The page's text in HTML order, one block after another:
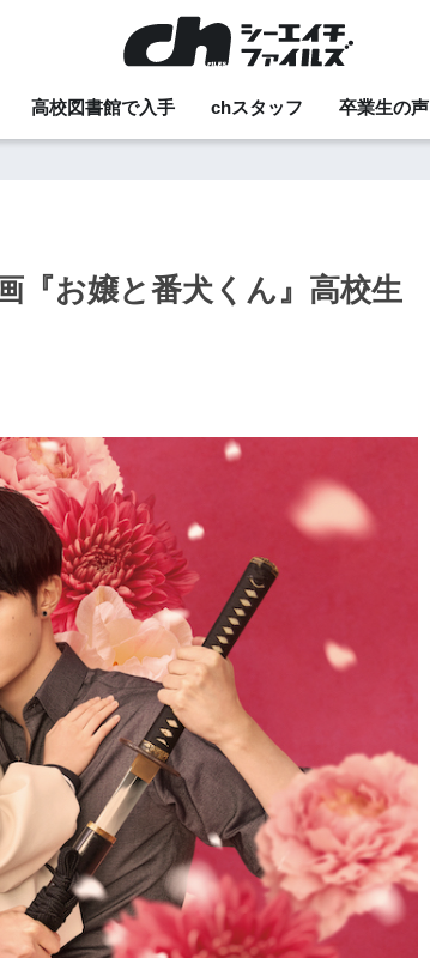
高校図書館で入手 chスタッフ 卒業生の声
『お嬢と番犬くん』高校生